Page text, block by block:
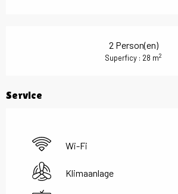
2 Person(en)
Superficy : 28 m2
Service
Wi-Fi
Klimaanlage